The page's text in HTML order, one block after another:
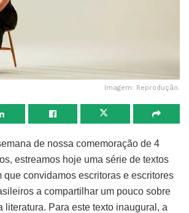
Imagem: Reprodução.
de nossa comemoração de 4
estreamos hoje uma série de textos
que convidamos escritoras e escritores
a compartilhar um pouco sobre
literatura. Para este texto inaugural, a